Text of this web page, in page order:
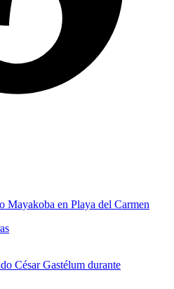
Mayakoba en Playa del Carmen
César Gastélum durante